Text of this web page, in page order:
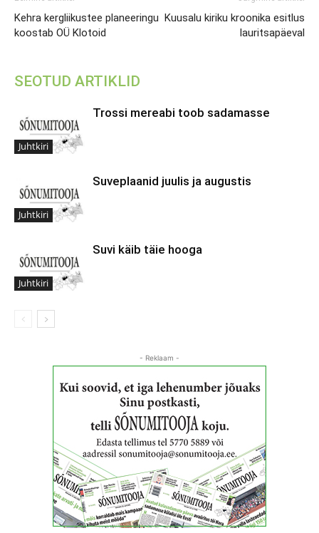
Kehra kergliikustee planeeringu
koostab OÜ Klotoid
Kuusalu kiriku kroonika esitlus
lauritsapäeval
SEOTUD ARTIKLID
Juhtkiri
Trossi mereabi toob sadamasse
Juhtkiri
Suveplaanid juulis ja augustis
Juhtkiri
Suvi käib täie hooga
- Reklaam -